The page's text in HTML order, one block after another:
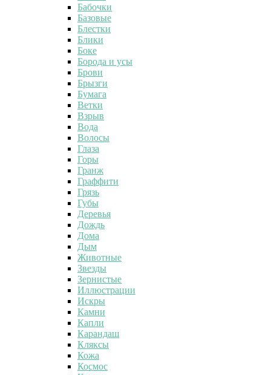
Бабочки
Базовые
Блестки
Блики
Боке
Борода и усы
Брови
Брызги
Бумага
Ветки
Взрыв
Вода
Волосы
Глаза
Горы
Гранж
Граффити
Грязь
Губы
Деревья
Дождь
Дома
Дым
Животные
Звезды
Зернистые
Иллюстрации
Искры
Камни
Капли
Карандаш
Кляксы
Кожа
Космос